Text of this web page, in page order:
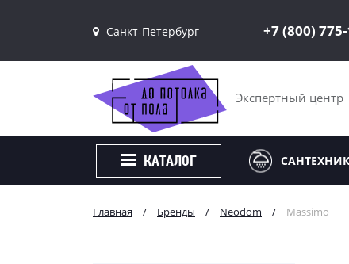
Санкт-Петербург
+7 (800)
Экспертный центр
КАТАЛОГ
Главная / Бренды / Neodom / Massimo